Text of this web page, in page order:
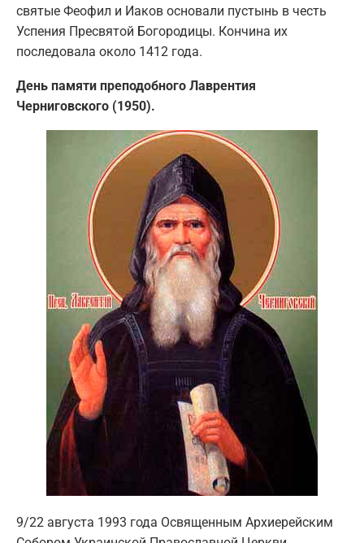
святые Феофил и Иаков основали пустынь в честь
Успения Пресвятой Богородицы. Кончина их
последовала около 1412 года.
День памяти преподобного Лаврентия
Черниговского (1950).
9/22 августа 1993 года Освященным Архиерейским